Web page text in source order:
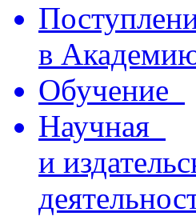
в
Обучение
Научная
и